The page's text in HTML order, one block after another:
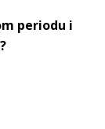
periodu i